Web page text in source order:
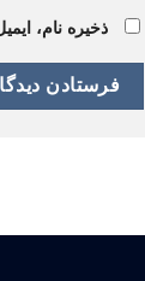
ذخیره نام،